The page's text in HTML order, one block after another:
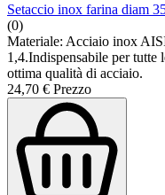
Setaccio inox farina diam
(0)
Materiale: Acciaio inox
1,4.Indispensabile per tutte
ottima qualità di acciaio.
24,70 € Prezzo